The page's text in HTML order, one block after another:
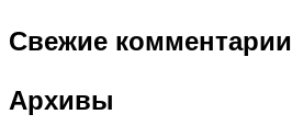
Свежие комментарии
Архивы